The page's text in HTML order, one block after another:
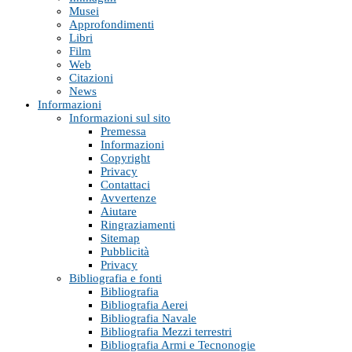
Musei
Approfondimenti
Libri
Film
Web
Citazioni
News
Informazioni
Informazioni sul sito
Premessa
Informazioni
Copyright
Privacy
Contattaci
Avvertenze
Aiutare
Ringraziamenti
Sitemap
Pubblicità
Privacy
Bibliografia e fonti
Bibliografia
Bibliografia Aerei
Bibliografia Navale
Bibliografia Mezzi terrestri
Bibliografia Armi e Tecnonogie